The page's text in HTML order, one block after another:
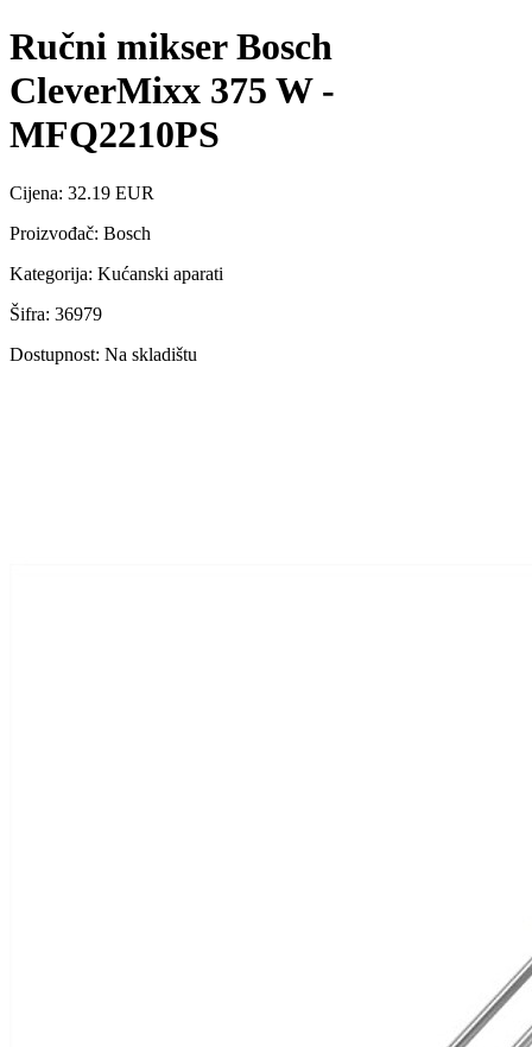
Ručni mikser Bosch
CleverMixx 375 W -
MFQ2210PS
Cijena: 32.19 EUR
Proizvođač: Bosch
Kategorija: Kućanski aparati
Šifra: 36979
Dostupnost: Na skladištu